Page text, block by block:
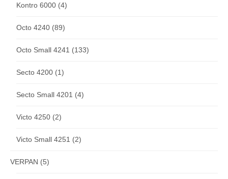
Kontro 6000 (4)
Octo 4240 (89)
Octo Small 4241 (133)
Secto 4200 (1)
Secto Small 4201 (4)
Victo 4250 (2)
Victo Small 4251 (2)
VERPAN (5)